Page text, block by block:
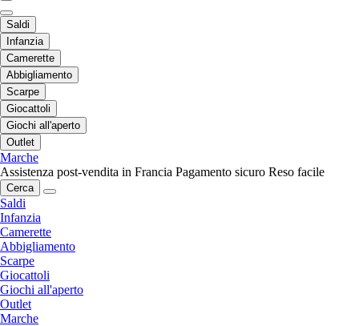
Saldi
Infanzia
Camerette
Abbigliamento
Scarpe
Giocattoli
Giochi all'aperto
Outlet
Marche
Assistenza post-vendita in Francia Pagamento sicuro Reso facile
Cerca
Saldi
Infanzia
Camerette
Abbigliamento
Scarpe
Giocattoli
Giochi all'aperto
Outlet
Marche